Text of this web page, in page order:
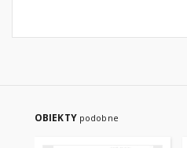
OBIEKTY podobne